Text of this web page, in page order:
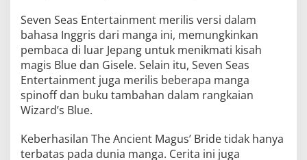
Seven Seas Entertainment merilis versi dalam
bahasa Inggris dari manga ini, memungkinkan
pembaca di luar Jepang untuk menikmati kisah
magis Blue dan Gisele. Selain itu, Seven Seas
Entertainment juga merilis beberapa manga
spinoff dan buku tambahan dalam rangkaian
Wizard’s Blue.
Keberhasilan The Ancient Magus’ Bride tidak hanya
terbatas pada dunia manga. Cerita ini juga